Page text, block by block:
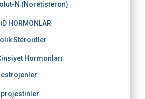
N (Noretisteron)
HORMONLAR
Steroidler
Hormonları